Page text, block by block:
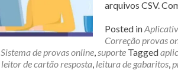
arquivos CSV.
Posted in
Correção provas
Sistema de provas online,suporte Tagged
leitor de cartão resposta, leitura de gabaritos,